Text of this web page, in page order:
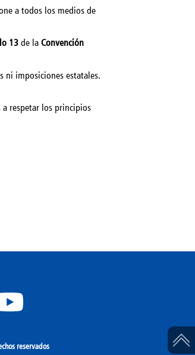
a todos los medios de
13 de la Convención
ni imposiciones estatales.
a respetar los principios
reservados